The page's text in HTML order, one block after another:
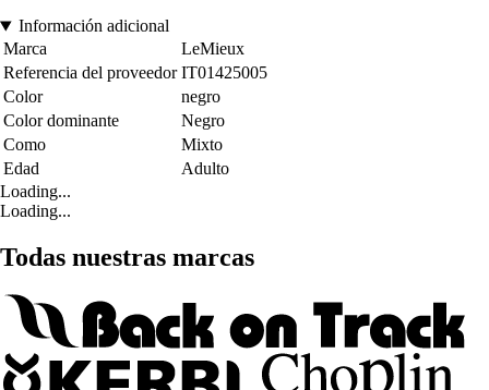
Información adicional
Marca
LeMieux
Referencia del proveedor IT01425005
Color
negro
Color dominante
Negro
Como
Mixto
Edad
Adulto
Loading...
Loading...
Todas nuestras marcas